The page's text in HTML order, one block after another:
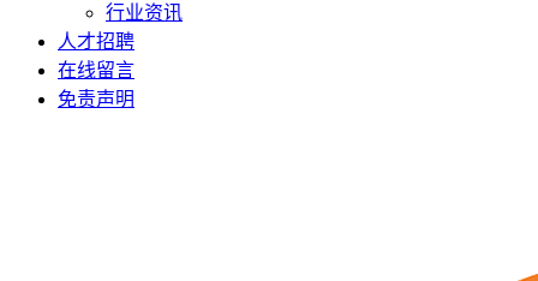
行业资讯
人才招聘
在线留言
免责声明